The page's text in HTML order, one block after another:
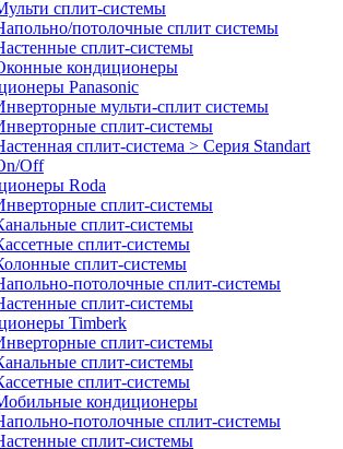
сплит-системы
потолочные сплит системы
сплит-системы
кондиционеры
Panasonic
мульти-сплит системы
сплит-системы
сплит-система > Серия Standart
Off
Roda
сплит-системы
сплит-системы
сплит-системы
сплит-системы
потолочные сплит-системы
сплит-системы
Timberk
сплит-системы
сплит-системы
сплит-системы
кондиционеры
потолочные сплит-системы
сплит-системы